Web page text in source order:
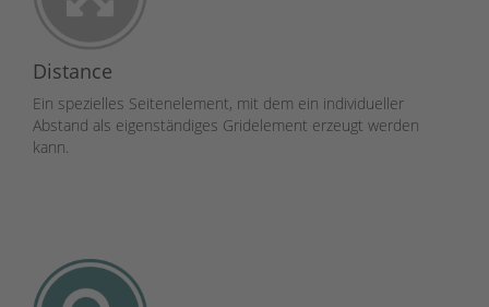
Distance
Ein spezielles Seitenelement, mit dem ein individueller
Abstand als eigenständiges Gridelement erzeugt werden
kann.